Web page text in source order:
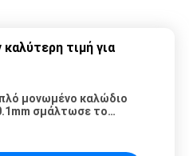
τιμή για
μονωμένο καλώδιο
σμάλτωσε το
ISO εγκεκριμένους